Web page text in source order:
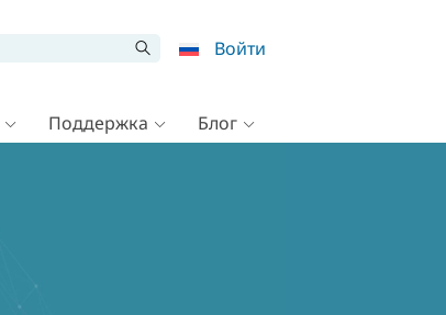
Войти
Поддержка Блог